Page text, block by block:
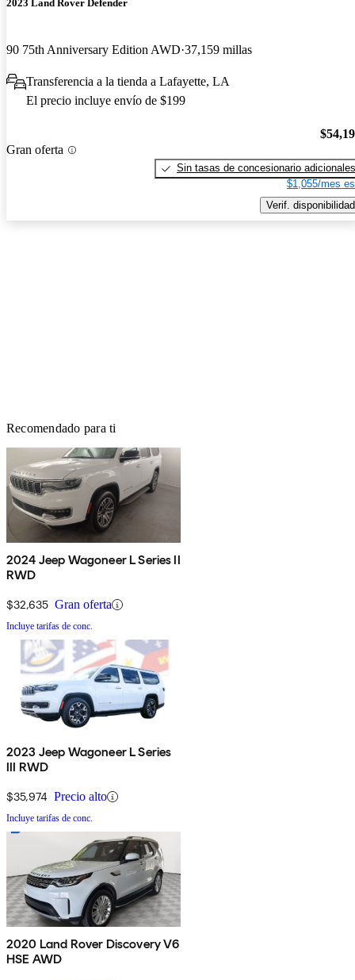
2023 Land Rover Defender
90 75th Anniversary Edition AWD 37,159 millas
Transferencia a la tienda a Lafayette, LA
El precio incluye envío de $199
Gran oferta
Sin tasas de concesionario adicionales
$1,055/mes
Verif. disponibilidad
Recomendado para ti
2024 Jeep Wagoneer L Series II
RWD
$32,635 Gran oferta
Incluye tarifas de conc.
2023 Jeep Wagoneer L Series
III RWD
$35,974 Precio alto
Incluye tarifas de conc.
2020 Land Rover Discovery V6
HSE AWD